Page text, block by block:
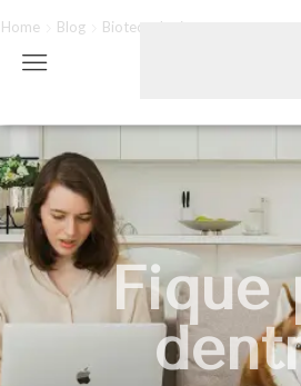
Home Blog Biotecnologia
Fique